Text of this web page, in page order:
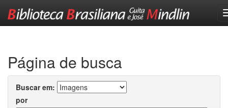
Página de busca
Buscar em:
por